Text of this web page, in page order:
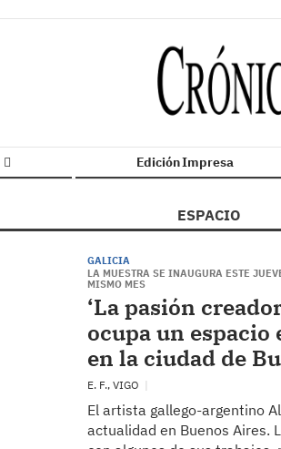
Edición Impresa
ESPACIO
GALICIA
LA MUESTRA SE INAUGURA ESTE
MISMO MES
‘La pasión
ocupa un espacio
en la ciudad de
E. F., VIGO
El artista gallego-argentino
actualidad en Buenos Aires.